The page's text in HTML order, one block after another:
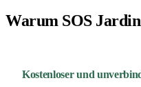
Warum SOS
Kostenloser und